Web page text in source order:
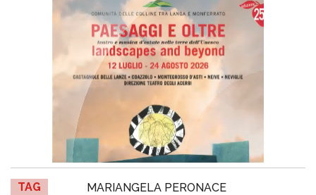
TAG
MARIANGELA PERONACE